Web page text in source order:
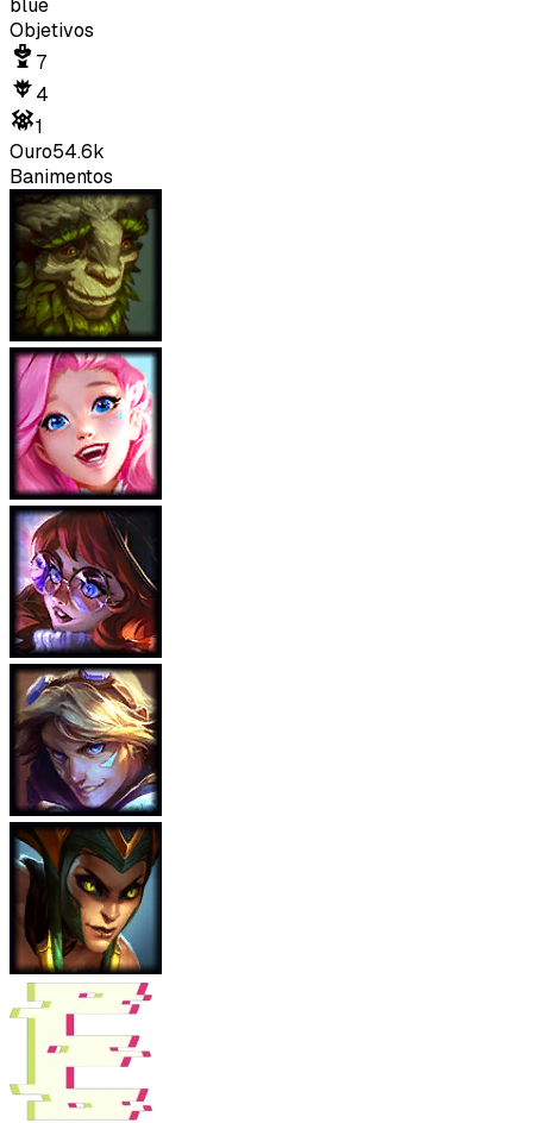
blue
Objetivos
7
4
1
Ouro54.6k
Banimentos